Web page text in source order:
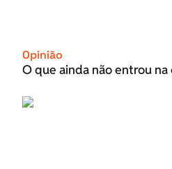
Opinião
O que ainda não entrou